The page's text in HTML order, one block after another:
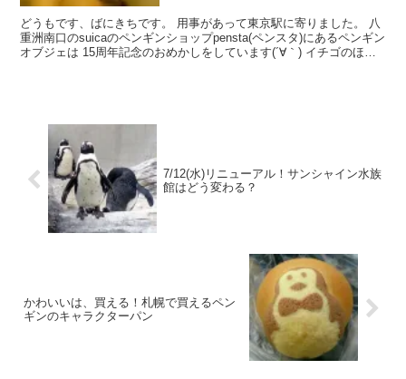
どうもです、ばにきちです。 用事があって東京駅に寄りました。 八
重洲南口のsuicaのペンギンショップpensta(ペンスタ)にあるペンギン
オブジェは 15周年記念のおめかしをしています(´∀｀) イチゴのほっ
7/12(水)リニューアル！サンシャイン水族
館はどう変わる？
かわいいは、買える！札幌で買えるペン
ギンのキャラクターパン